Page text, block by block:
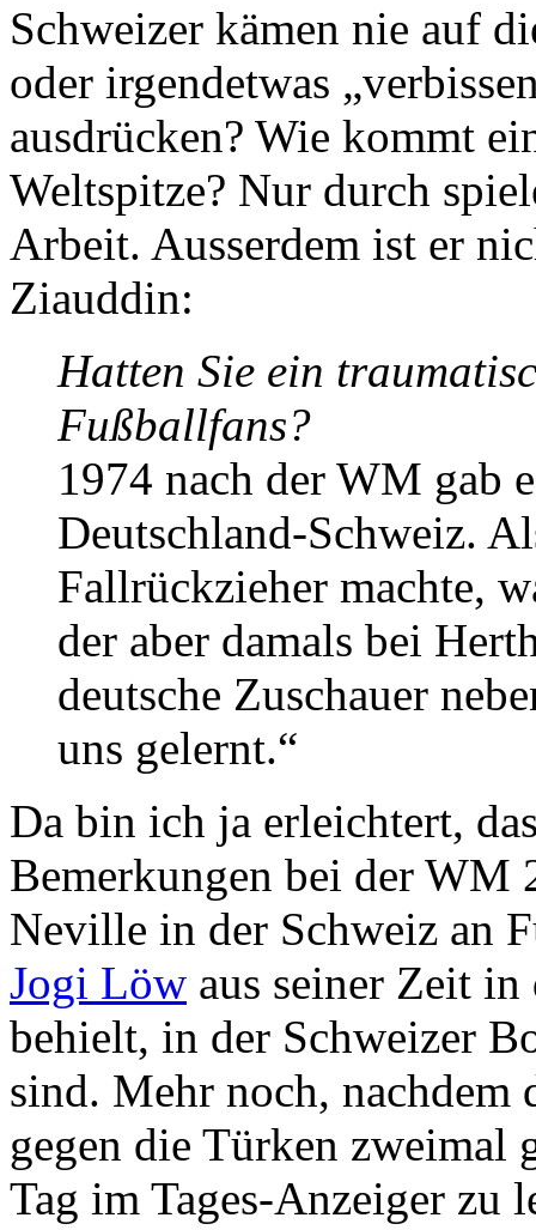
Schweizer kämen nie auf
oder irgendetwas
ausdrücken? Wie kommt
Weltspitze? Nur durch
Arbeit. Ausserdem ist er
Ziauddin:
Hatten Sie ein
Fußballfans?
1974 nach der WM gab
Deutschland-Schweiz.
Fallrückzieher machte,
der aber damals bei
deutsche Zuschauer
uns gelernt.“
Da bin ich ja erleichtert,
Bemerkungen bei der WM
Neville in der Schweiz an
Jogi Löw aus seiner Zeit in
behielt, in der Schweizer
sind. Mehr noch, nachdem
gegen die Türken zweimal
Tag im Tages-Anzeiger zu